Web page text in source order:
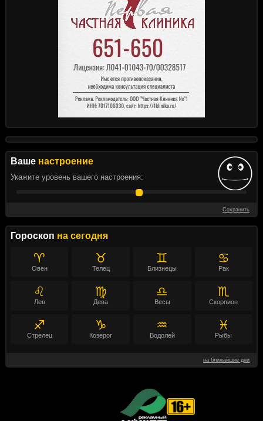
Ваше настроение
Укажите уровень вашего настроения:
Сохранить
Гороскоп на сегодня
♈
Овен
♉
Телец
♊
Близнецы
♋
Рак
♌
Лев
♍
Дева
♎
Весы
♏
Скорпион
♐
Стрелец
♑
Козерог
♒
Водолей
♓
Рыбы
на ближайшие дни